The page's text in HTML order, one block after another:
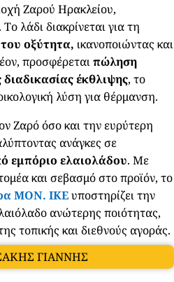
Ζαρού Ηρακλείου,
. Το λάδι διακρίνεται για τη
οξύτητα, ικανοποιώντας και
προσφέρεταιπώληση
έκθλιψης, το
λύση για θέρμανση.
Ζαρό όσο και την ευρύτερη
ανάγκες σε
εμπόριο ελαιολάδου. Με
και σεβασμό στο προϊόν, το
ΜΟΝ. ΙΚΕυποστηρίζει την
ανώτερης ποιότητας,
τοπικής και διεθνούς αγοράς.
ΓΙΑΝΝΗΣ